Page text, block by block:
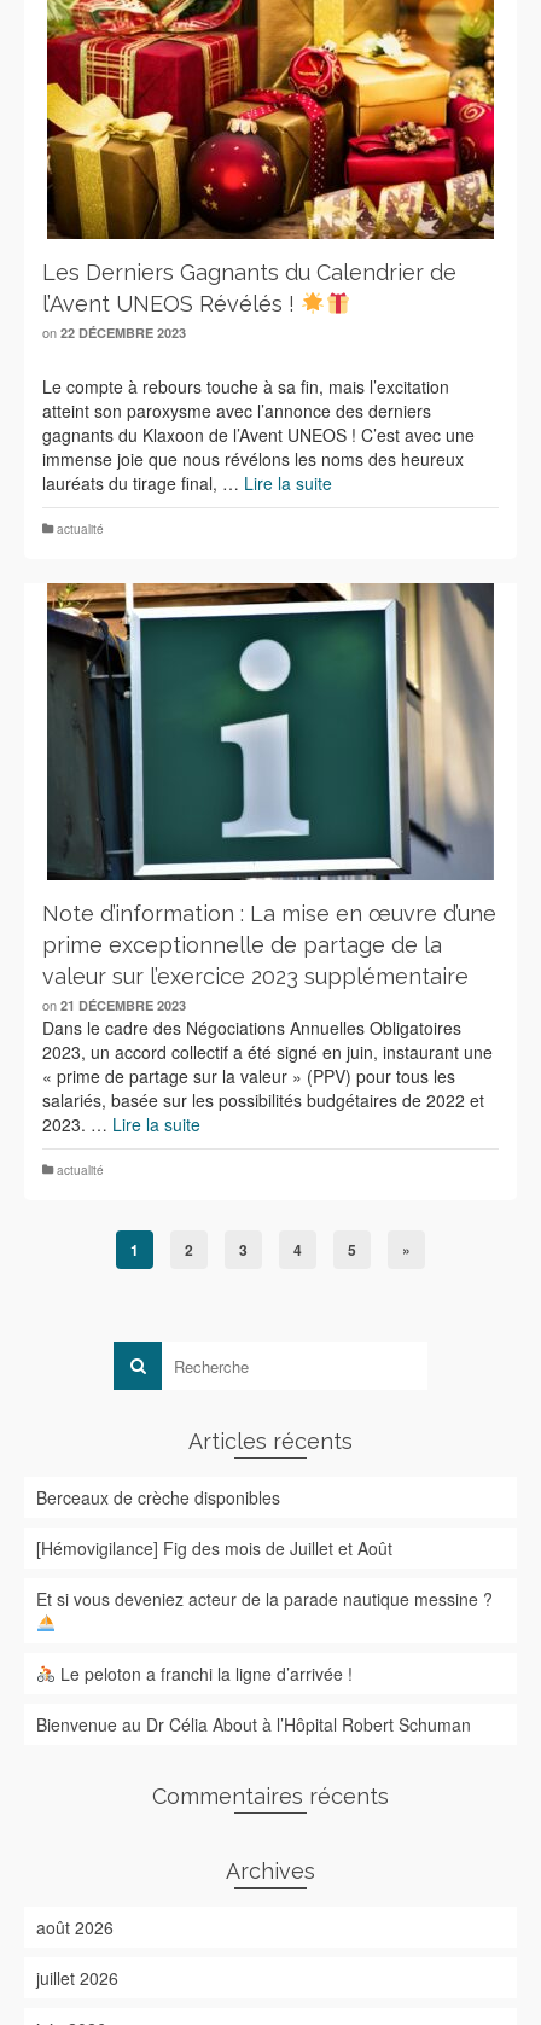
Les Derniers Gagnants du Calendrier de
l’Avent UNEOS Révélés !
on 22 DÉCEMBRE 2023
Le compte à rebours touche à sa fin, mais l’excitation
atteint son paroxysme avec l’annonce des derniers
gagnants du Klaxoon de l’Avent UNEOS ! C’est avec une
immense joie que nous révélons les noms des heureux
lauréats du tirage final, … Lire la suite
actualité
Note d’information : La mise en œuvre d’une
prime exceptionnelle de partage de la
valeur sur l’exercice 2023 supplémentaire
on 21 DÉCEMBRE 2023
Dans le cadre des Négociations Annuelles Obligatoires
2023, un accord collectif a été signé en juin, instaurant une
« prime de partage sur la valeur » (PPV) pour tous les
salariés, basée sur les possibilités budgétaires de 2022 et
2023. … Lire la suite
actualité
1 2 3 4 5 »
Articles récents
Berceaux de crèche disponibles
[Hémovigilance] Fig des mois de Juillet et Août
Et si vous deveniez acteur de la parade nautique messine ?
Le peloton a franchi la ligne d’arrivée !
Bienvenue au Dr Célia About à l’Hôpital Robert Schuman
Commentaires récents
Archives
août 2026
juillet 2026